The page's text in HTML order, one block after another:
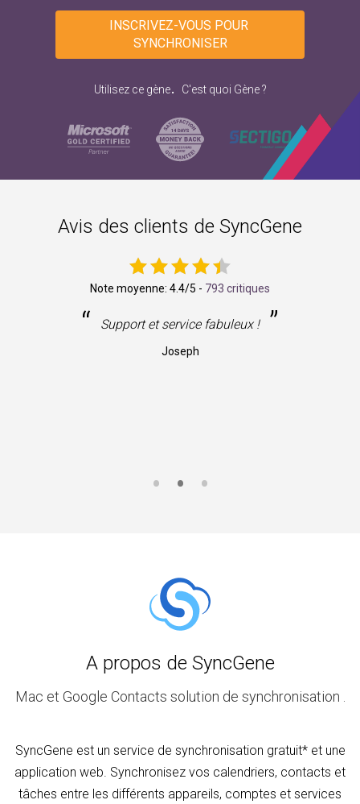
INSCRIVEZ-VOUS POUR
SYNCHRONISER
Utilisez ce gène. C'est quoi Gène ?
Avis des clients de SyncGene
Note moyenne: 4.4/5 - 793 critiques
“ Support et service fabuleux ! ”
Joseph
A propos de SyncGene
Mac et Google Contacts solution de synchronisation .
SyncGene est un service de synchronisation gratuit* et une
application web. Synchronisez vos calendriers, contacts et
tâches entre les différents appareils, comptes et services